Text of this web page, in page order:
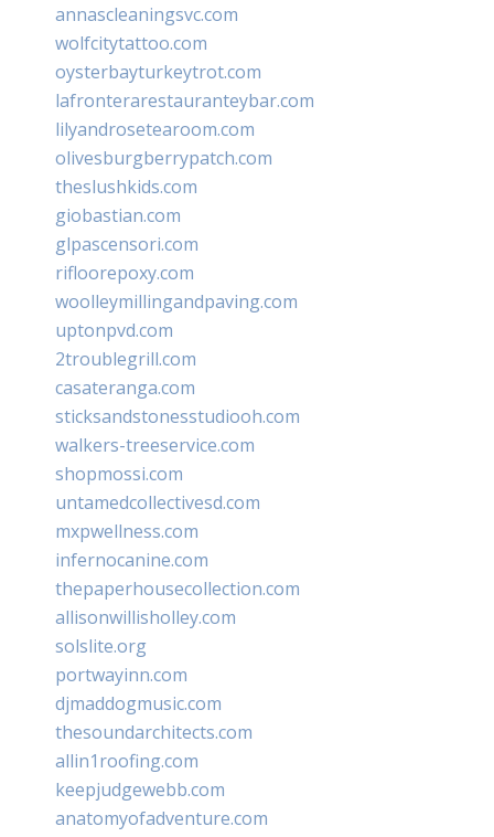
annascleaningsvc.com
wolfcitytattoo.com
oysterbayturkeytrot.com
lafronterarestauranteybar.com
lilyandrosetearoom.com
olivesburgberrypatch.com
theslushkids.com
giobastian.com
glpascensori.com
rifloorepoxy.com
woolleymillingandpaving.com
uptonpvd.com
2troublegrill.com
casateranga.com
sticksandstonesstudiooh.com
walkers-treeservice.com
shopmossi.com
untamedcollectivesd.com
mxpwellness.com
infernocanine.com
thepaperhousecollection.com
allisonwillisholley.com
solslite.org
portwayinn.com
djmaddogmusic.com
thesoundarchitects.com
allin1roofing.com
keepjudgewebb.com
anatomyofadventure.com